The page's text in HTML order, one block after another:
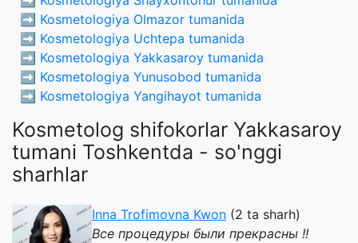
➡️ Kosmetologiya Olmazor tumanida
➡️ Kosmetologiya Uchtepa tumanida
➡️ Kosmetologiya Yakkasaroy tumanida
➡️ Kosmetologiya Yunusobod tumanida
➡️ Kosmetologiya Yangihayot tumanida
Kosmetolog shifokorlar Yakkasaroy
tumani Toshkentda - so'nggi
sharhlar
Inna Trofimovna Kwon (2 ta sharh)
Все процедуры были прекрасны !!